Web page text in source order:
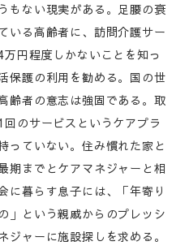
もない現実がある。足腰の衰
いる高齢者に、訪問介護サー
円程度しかないことを知っ
保護の利用を勧める。国の世
齢者の意志は強固である。取
のサービスというケアプラ
っていない。住み慣れた家と
期までとケアマネジャーと相
に暮らす息子には、「年寄り
」という親戚からのプレッシ
ジャーに施設探しを求める。